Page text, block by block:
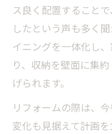
ス良く配置すること
したという声も多く
イニングを一体化し
り、収納を壁面に集
げられます。
リフォームの際は、
変化も見据えて計画